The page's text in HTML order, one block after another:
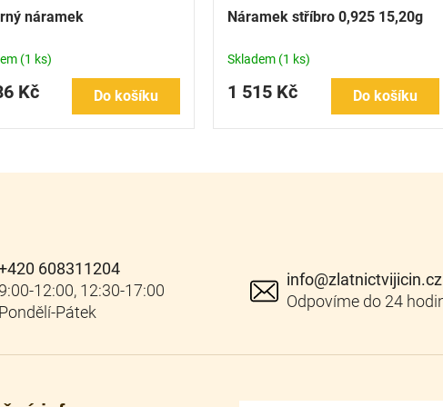
náramek
(1 ks)
Kč Do košíku
Náramek stříbro 0,925 15,20g
Skladem (1 ks)
1 515 Kč Do košíku
info@zlatnictvijicin.cz
608311204